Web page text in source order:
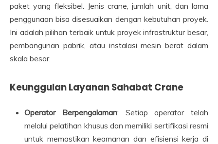
paket yang fleksibel. Jenis crane, jumlah unit, dan lama
penggunaan bisa disesuaikan dengan kebutuhan proyek.
Ini adalah pilihan terbaik untuk proyek infrastruktur besar,
pembangunan pabrik, atau instalasi mesin berat dalam
skala besar.
Keunggulan Layanan Sahabat Crane
Operator Berpengalaman: Setiap operator telah
melalui pelatihan khusus dan memiliki sertifikasi resmi
untuk memastikan keamanan dan efisiensi kerja di